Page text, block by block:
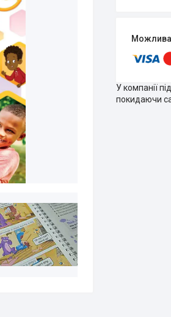
У компанії
покидаючи